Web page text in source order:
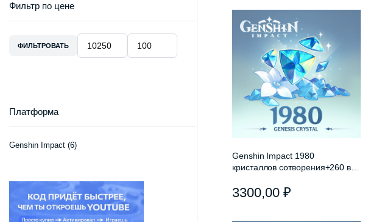
Genshin Impact 1980
кристаллов сотворения+260 в
3300,00 ₽
Фильтр по цене
ФИЛЬТРОВАТЬ
Платформа
Genshin Impact (6)